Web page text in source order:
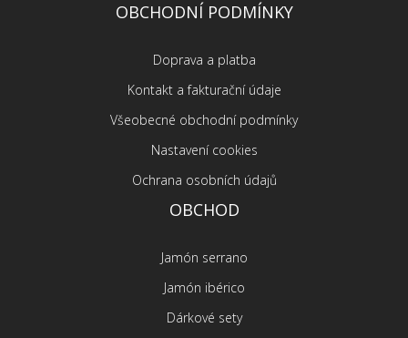
OBCHODNÍ PODMÍNKY
Doprava a platba
Kontakt a fakturační údaje
Všeobecné obchodní podmínky
Nastavení cookies
Ochrana osobních údajů
OBCHOD
Jamón serrano
Jamón ibérico
Dárkové sety